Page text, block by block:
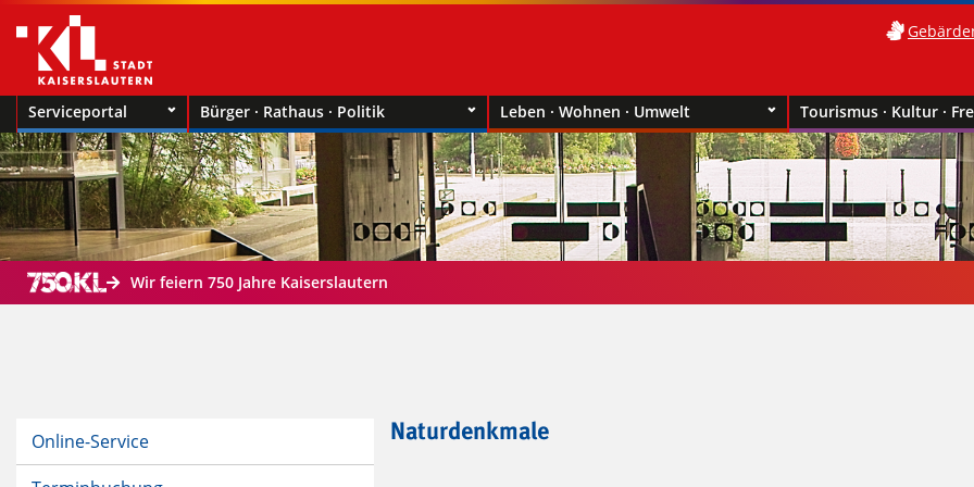
Serviceportal Bürger · Rathaus · Politik Leben · Wohnen · Umwelt Tourismus · Kultur ·
Wir feiern 750 Jahre Kaiserslautern
Online-Service
Naturdenkmale